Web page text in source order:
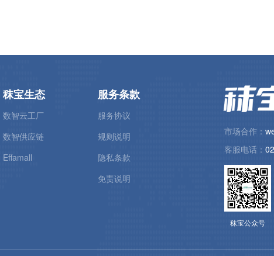
秣宝生态
数智云工厂
数智供应链
Effamall
服务条款
服务协议
规则说明
隐私条款
免责说明
市场合作：
客服电话：
秣宝公众号